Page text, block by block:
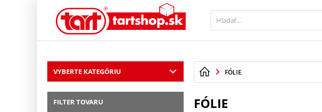
VYBERTE KATEGÓRIU
FILTER TOVARU
FÓLIE
FÓLIE